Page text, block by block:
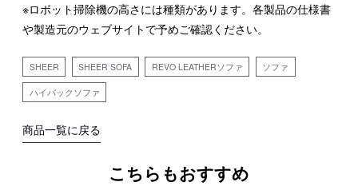
※ロボット掃除機の高さには種類があります。各製品の仕様書
や製造元のウェブサイトで予めご確認ください。
SHEER SHEER SOFA REVO LEATHERソファ ソファ
ハイバックソファ
商品一覧に戻る
こちらもおすすめ